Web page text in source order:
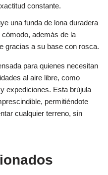
constante.
una funda de lona duradera
además de la
gracias a su base con rosca.
para quienes necesitan
al aire libre, como
expediciones. Esta brújula
permitiéndote
cualquier terreno, sin